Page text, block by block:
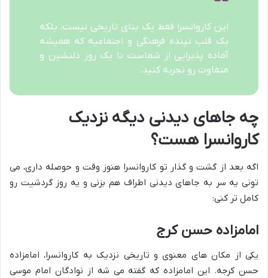
این کاروانسرا فقط یک بنای تاریخی نیست، بلکه
یک قلب تپنده فرهنگی و اجتماعیه که همیشه
آماده پذیرایی از شماست تا یک روز دلنشین و
متفاوت رو تجربه کنید.
چه جاهای دیدنی دیگه نزدیک
کاروانسرا هست؟
اگه بعد از گشت و گذار تو کاروانسرا هنوز وقت و حوصله داری، می
تونی یه سر به جاهای دیدنی اطراف هم بزنی و یه روز گردشیت رو
کامل تر کنی:
امامزاده حسن کرج
یکی از مکان های معنوی و تاریخی نزدیک به کاروانسرا، امامزاده
حسن کرجه. این امامزاده که گفته می شه از نوادگان امام موسی